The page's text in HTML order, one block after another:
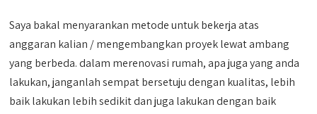
Saya bakal menyarankan metode untuk bekerja atas
anggaran kalian / mengembangkan proyek lewat ambang
yang berbeda. dalam merenovasi rumah, apa juga yang anda
lakukan, janganlah sempat bersetuju dengan kualitas, lebih
baik lakukan lebih sedikit dan juga lakukan dengan baik